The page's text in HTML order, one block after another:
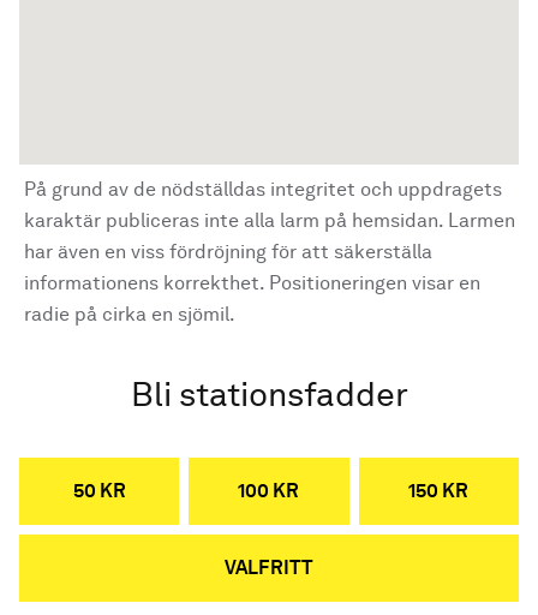
På grund av de nödställdas integritet och uppdragets
karaktär publiceras inte alla larm på hemsidan. Larmen
har även en viss fördröjning för att säkerställa
informationens korrekthet. Positioneringen visar en
radie på cirka en sjömil.
Bli stationsfadder
50 KR 100 KR 150 KR
VALFRITT